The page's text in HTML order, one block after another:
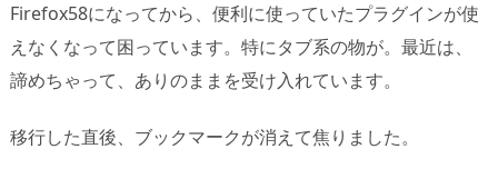
Firefox58になってから、便利に使っていたプラグインが使
えなくなって困っています。特にタブ系の物が。最近は、
諦めちゃって、ありのままを受け入れています。
移行した直後、ブックマークが消えて焦りました。